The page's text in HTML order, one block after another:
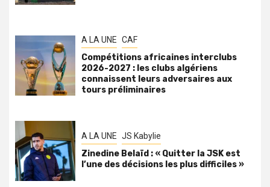
A LA UNE CAF
Compétitions africaines interclubs
2026-2027 : les clubs algériens
connaissent leurs adversaires aux
tours préliminaires
A LA UNE JS Kabylie
Zinedine Belaïd : « Quitter la JSK est
l’une des décisions les plus difficiles »